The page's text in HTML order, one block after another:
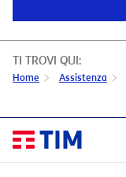
TI TROVI QUI:
Home Assistenza